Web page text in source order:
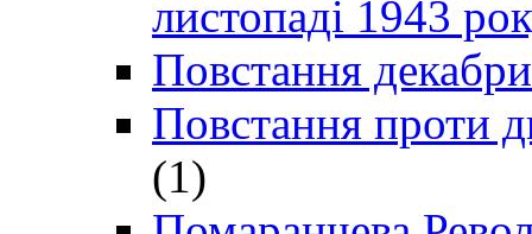
листопаді 1943
Повстання
Повстання проти
(1)